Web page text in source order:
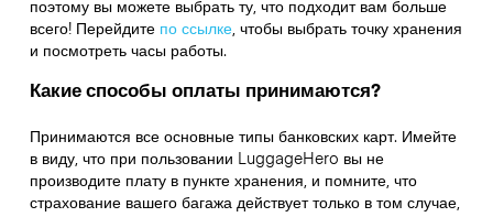
поэтому вы можете выбрать ту, что подходит вам больше
всего! Перейдите по ссылке,чтобы выбрать точку хранения
и посмотреть часы работы.
Какие способы оплаты принимаются?
Принимаются все основные типы банковских карт. Имейте
в виду, что при пользовании LuggageHero вы не
производите плату в пункте хранения, и помните, что
страхование вашего багажа действует только в том случае,